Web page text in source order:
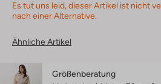
Es tut uns leid, dieser Artikel ist nicht
nach einer Alternative.
Ähnliche Artikel
Größenberatung